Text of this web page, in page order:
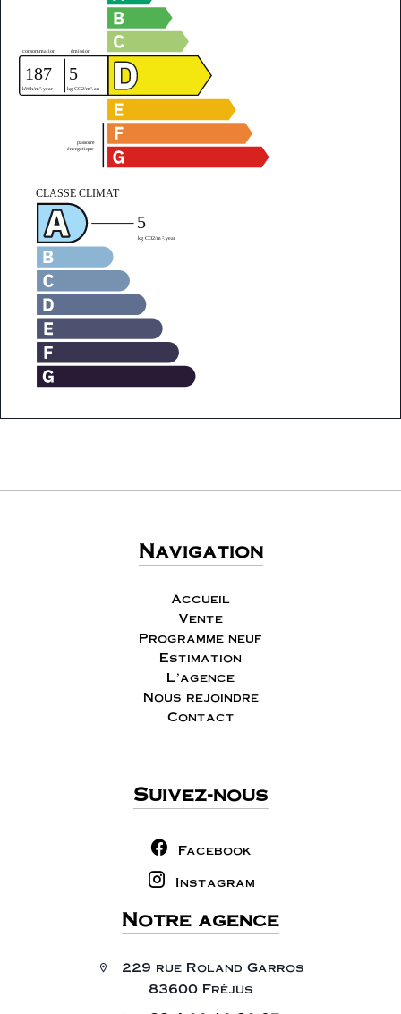
Navigation
Accueil
Vente
Programme neuf
Estimation
L'agence
Nous rejoindre
Contact
Suivez-nous
Facebook
Instagram
Notre agence
229 rue Roland Garros
83600 Fréjus